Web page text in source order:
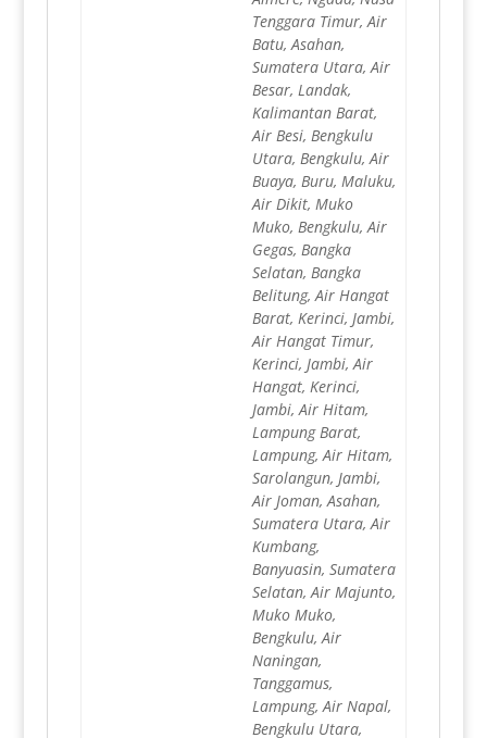
Tenggara Timur, Air
Batu, Asahan,
Sumatera Utara, Air
Besar, Landak,
Kalimantan Barat,
Air Besi, Bengkulu
Utara, Bengkulu, Air
Buaya, Buru, Maluku,
Air Dikit, Muko
Muko, Bengkulu, Air
Gegas, Bangka
Selatan, Bangka
Belitung, Air Hangat
Barat, Kerinci, Jambi,
Air Hangat Timur,
Kerinci, Jambi, Air
Hangat, Kerinci,
Jambi, Air Hitam,
Lampung Barat,
Lampung, Air Hitam,
Sarolangun, Jambi,
Air Joman, Asahan,
Sumatera Utara, Air
Kumbang,
Banyuasin, Sumatera
Selatan, Air Majunto,
Muko Muko,
Bengkulu, Air
Naningan,
Tanggamus,
Lampung, Air Napal,
Bengkulu Utara,